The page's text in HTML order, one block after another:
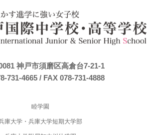
神戸市須磨区高倉台7-21-1
731-4665/ FAX 078-731-4888
睦学園
庫大学・兵庫大学短期大学部